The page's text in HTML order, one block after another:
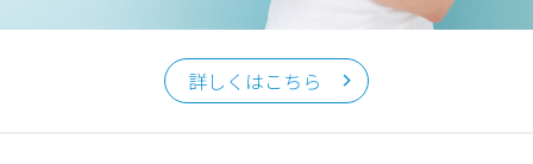
詳しくはこちら